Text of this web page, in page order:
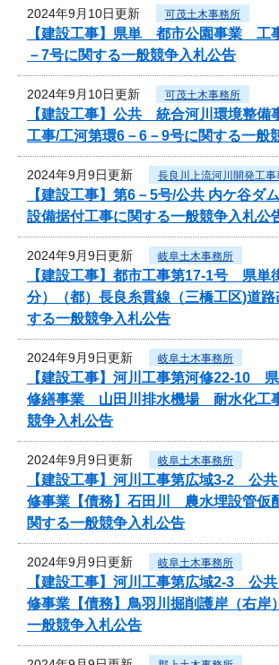
2024年9月10日更新 可茂土木事務所
【建設工事】県単 都市公園事業 工
－7号に関する一般競争入札公告
2024年9月10日更新 可茂土木事務所
【建設工事】公共 統合河川環境整
工事/工河第環6－6－9号に関する一般
2024年9月9日更新 長良川上流河川開発工事
【建設工事】第6－5号/公共 内ケ谷ダ
設備据付工事に関する一般競争入札公
2024年9月9日更新 岐阜土木事務所
【建設工事】都市工事第17-1号 県単
分）（都）長良糸貫線（三橋工区)道路
する一般競争入札公告
2024年9月9日更新 岐阜土木事務所
【建設工事】河川工事第河修22-10
修繕事業 山田川排水機場 耐水化工
競争入札公告
2024年9月9日更新 岐阜土木事務所
【建設工事】河川工事第広域3-2 公
修事業【債務】石田川 農水埋設管仮
関する一般競争入札公告
2024年9月9日更新 岐阜土木事務所
【建設工事】河川工事第広域2-3 公
修事業【債務】鳥羽川掘削護岸（右岸
一般競争入札公告